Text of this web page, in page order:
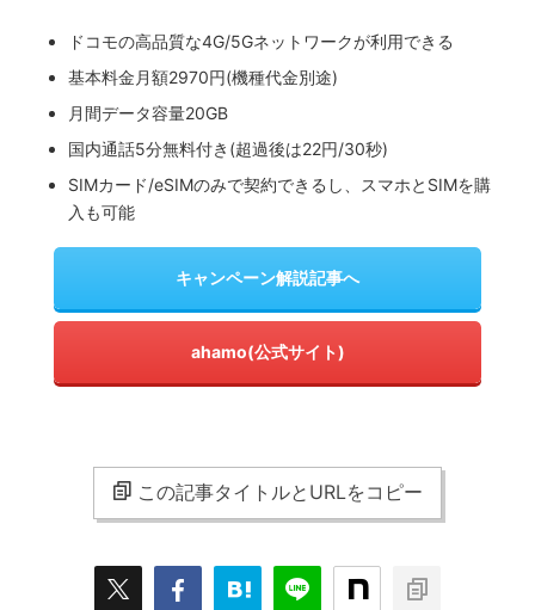
ドコモの高品質な4G/5Gネットワークが利用できる
基本料金月額2970円(機種代金別途)
月間データ容量20GB
国内通話5分無料付き(超過後は22円/30秒)
SIMカード/eSIMのみで契約できるし、スマホとSIMを購
入も可能
キャンペーン解説記事へ
ahamo(公式サイト)
この記事タイトルとURLをコピー